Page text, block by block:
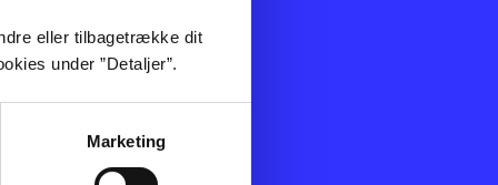
eller tilbagetrække dit
under ”Detaljer”.
Marketing
Film
Musik